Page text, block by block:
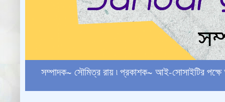
সম্পাদক~ সৌমিত্র রায় ৷ প্রকাশক~ আই-সোসাইটির